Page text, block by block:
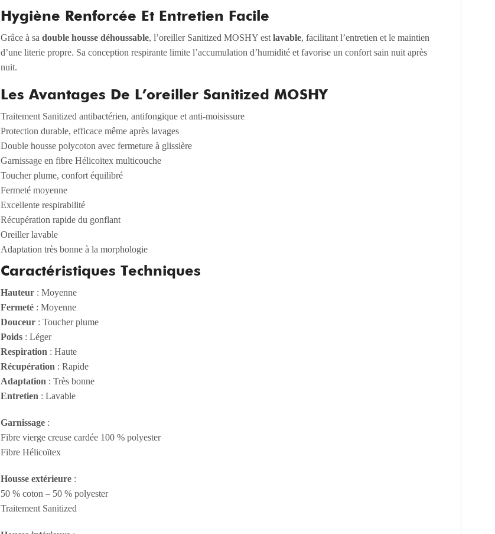
Hygiène Renforcée Et Entretien Facile
Grâce à sadouble housse déhoussable, l’oreiller Sanitized MOSHY estlavable, facilitant l’entretien et le maintien
d’une literie propre. Sa conception respirante limite l’accumulation d’humidité et favorise un confort sain nuit après
nuit.
Les Avantages De L’oreiller Sanitized MOSHY
Traitement Sanitized antibactérien, antifongique et anti-moisissure
Protection durable, efficace même après lavages
Double housse polycoton avec fermeture à glissière
Garnissage en fibre Hélicoïtex multicouche
Toucher plume, confort équilibré
Fermeté moyenne
Excellente respirabilité
Récupération rapide du gonflant
Oreiller lavable
Adaptation très bonne à la morphologie
Caractéristiques Techniques
Hauteur : Moyenne
Fermeté : Moyenne
Douceur : Toucher plume
Poids : Léger
Respiration : Haute
Récupération : Rapide
Adaptation : Très bonne
Entretien : Lavable
Garnissage :
Fibre vierge creuse cardée 100 % polyester
Fibre Hélicoïtex
Housse extérieure :
50 % coton – 50 % polyester
Traitement Sanitized